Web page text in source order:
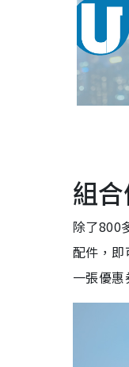
組
除了800
配件，
一張優惠